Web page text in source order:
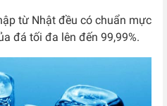
từ Nhật đều có chuẩn mực
đá tối đa lên đến 99,99%.